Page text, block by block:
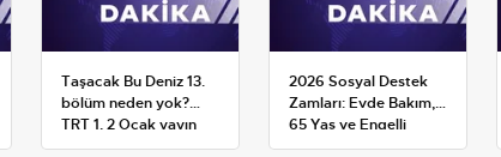
Taşacak Bu Deniz 13.
bölüm neden yok?
TRT 1, 2 Ocak yayın
planını değiştirdi
2026 Sosyal Destek
Zamları: Evde Bakım,
65 Yaş ve Engelli
Maaşlarında Yeni